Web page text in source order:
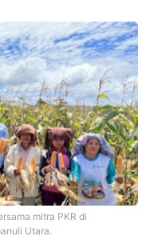
mitra PKR di
Utara.